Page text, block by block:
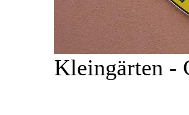
Kleingärten -